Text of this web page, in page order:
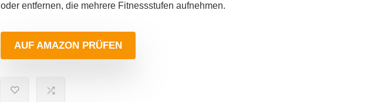
oder entfernen, die mehrere Fitnessstufen aufnehmen.
AUF AMAZON PRÜFEN